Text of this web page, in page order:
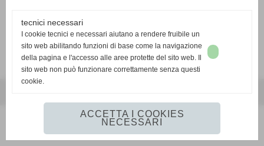
CIN: IT050026C2PGRWYI3T
Privacy Policy-Cookie Policy
tecnici necessari
I cookie tecnici e necessari aiutano a rendere fruibile un
sito web abilitando funzioni di base come la navigazione
della pagina e l'accesso alle aree protette del sito web. Il
sito web non può funzionare correttamente senza questi
cookie.
ACCETTA I COOKIES
NECESSARI